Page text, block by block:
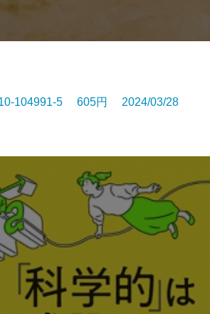
104991-5 605円 2024/03/28